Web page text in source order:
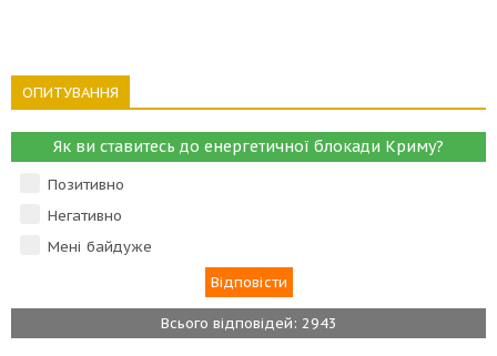
ОПИТУВАННЯ
Як ви ставитесь до енергетичної блокади Криму?
Позитивно
Негативно
Мені байдуже
Всього відповідей: 2943